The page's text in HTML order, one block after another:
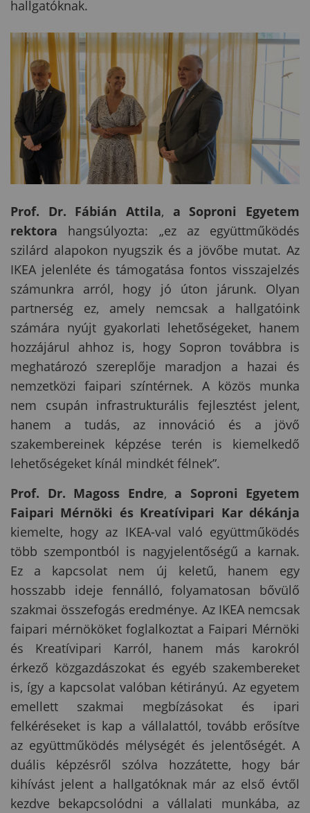
hallgatóknak.
Prof. Dr. Fábián Attila, a Soproni Egyetem
rektora hangsúlyozta: „ez az együttműködés
szilárd alapokon nyugszik és a jövőbe mutat. Az
IKEA jelenléte és támogatása fontos visszajelzés
számunkra arról, hogy jó úton járunk. Olyan
partnerség ez, amely nemcsak a hallgatóink
számára nyújt gyakorlati lehetőségeket, hanem
hozzájárul ahhoz is, hogy Sopron továbbra is
meghatározó szereplője maradjon a hazai és
nemzetközi faipari színtérnek. A közös munka
nem csupán infrastrukturális fejlesztést jelent,
hanem a tudás, az innováció és a jövő
szakembereinek képzése terén is kiemelkedő
lehetőségeket kínál mindkét félnek”.
Prof. Dr. Magoss Endre, a Soproni Egyetem
Faipari Mérnöki és Kreatívipari Kar dékánja
kiemelte, hogy az IKEA-val való együttműködés
több szempontból is nagyjelentőségű a karnak.
Ez a kapcsolat nem új keletű, hanem egy
hosszabb ideje fennálló, folyamatosan bővülő
szakmai összefogás eredménye. Az IKEA nemcsak
faipari mérnököket foglalkoztat a Faipari Mérnöki
és Kreatívipari Karról, hanem más karokról
érkező közgazdászokat és egyéb szakembereket
is, így a kapcsolat valóban kétirányú. Az egyetem
emellett szakmai megbízásokat és ipari
felkéréseket is kap a vállalattól, tovább erősítve
az együttműködés mélységét és jelentőségét. A
duális képzésről szólva hozzátette, hogy bár
kihívást jelent a hallgatóknak már az első évtől
kezdve bekapcsolódni a vállalati munkába, az